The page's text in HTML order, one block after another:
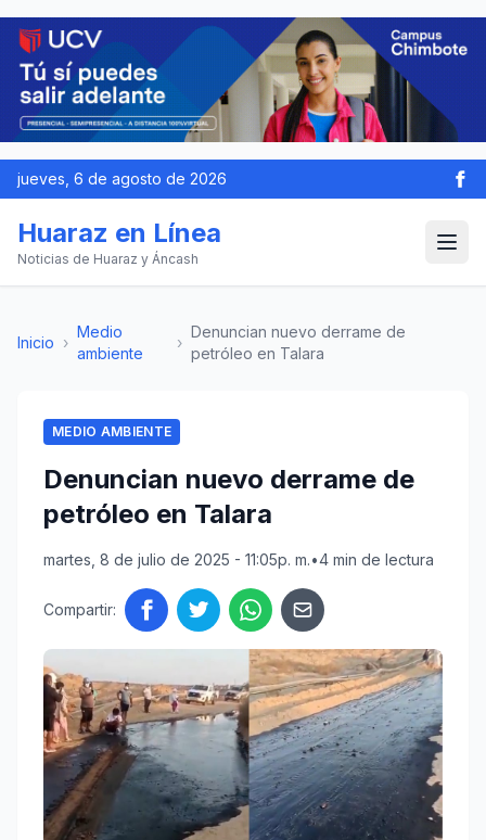
jueves, 6 de agosto de 2026
Huaraz en Línea
Noticias de Huaraz y Áncash
Inicio ›
Medio
ambiente
›
Denuncian nuevo derrame de
petróleo en Talara
MEDIO AMBIENTE
Denuncian nuevo derrame de
petróleo en Talara
martes, 8 de julio de 2025 - 11:05p. m.•4 min de lectura
Compartir: